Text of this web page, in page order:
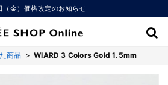
（金）価格改定のお知らせ
商品 >WIARD 3 Colors Gold 1.5mm